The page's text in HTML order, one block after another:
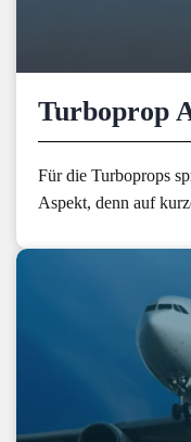
Turboprop
Für die Turboprops
Aspekt, denn auf